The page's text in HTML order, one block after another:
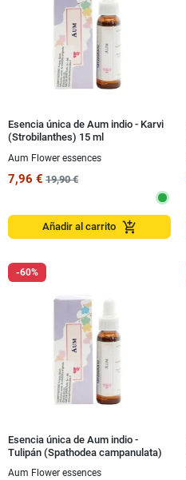
Esencia única de Aum indio - Karvi
(Strobilanthes) 15 ml
Aum Flower essences
7,96 € 19,90 €
Añadir al carrito add_shopping_cart
-60%
Esencia única de Aum indio -
Tulipán (Spathodea campanulata)
Aum Flower essences